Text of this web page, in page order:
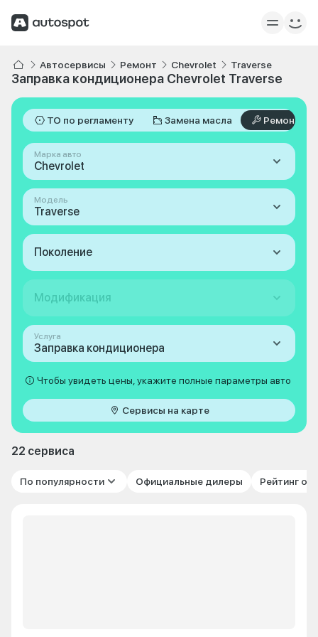
Автосервисы Ремонт Chevrolet Traverse
Заправка кондиционера Chevrolet Traverse
ТО по регламенту Замена масла Ремонт
Марка авто
Chevrolet
Модель
Traverse
Поколение
Модификация
Услуга
Заправка кондиционера
Чтобы увидеть цены, укажите полные параметры авто
Сервисы на карте
22 сервиса
По популярности Официальные дилеры Рейтинг